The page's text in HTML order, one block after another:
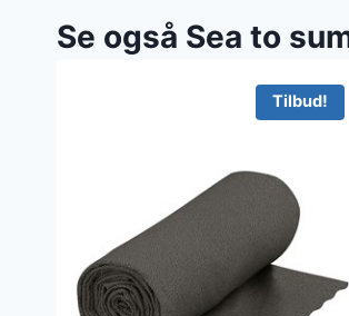
Se også Sea to
Tilbud!